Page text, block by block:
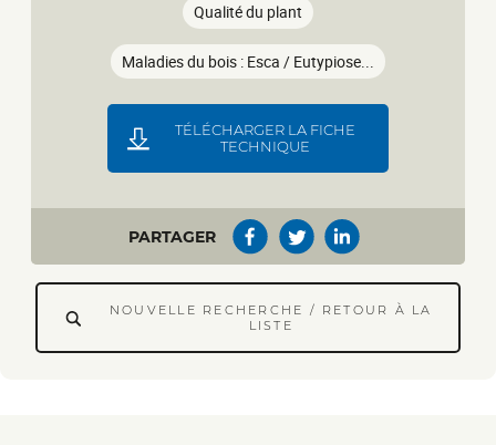
Qualité du plant
Maladies du bois : Esca / Eutypiose...
TÉLÉCHARGER LA FICHE
TECHNIQUE
PARTAGER
NOUVELLE RECHERCHE / RETOUR À LA
LISTE